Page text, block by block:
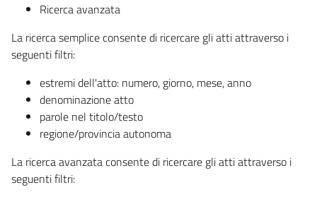
Ricerca avanzata
La ricerca semplice consente di ricercare gli atti attraverso i
seguenti filtri:
estremi dell'atto: numero, giorno, mese, anno
denominazione atto
parole nel titolo/testo
regione/provincia autonoma
La ricerca avanzata consente di ricercare gli atti attraverso i
seguenti filtri: